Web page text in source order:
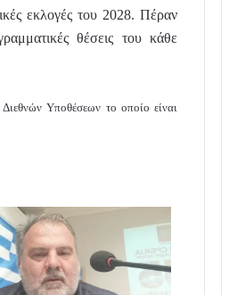
εκλογές του 2028. Πέραν
θέσεις του κάθε
Υποθέσεων το οποίο είναι